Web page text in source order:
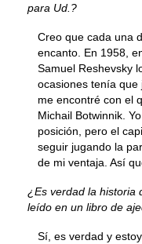
para Ud.?
Creo que cada una
encanto. En 1958,
Samuel Reshevsky
ocasiones tenía que
me encontré con el
Michail Botwinnik.
posición, pero el
seguir jugando la
de mi ventaja. Así
¿Es verdad la historia
leído en un libro de
Sí, es verdad y